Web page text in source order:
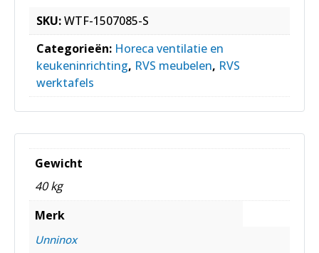
SKU:WTF-1507085-S
Categorieën: Horeca ventilatie en
keukeninrichting, RVS meubelen, RVS
werktafels
Gewicht
40 kg
Merk
Unninox